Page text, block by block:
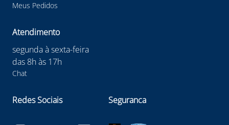
Meus Pedidos
Atendimento
segunda à sexta-feira
das 8h às 17h
Chat
Redes Sociais Seguranca